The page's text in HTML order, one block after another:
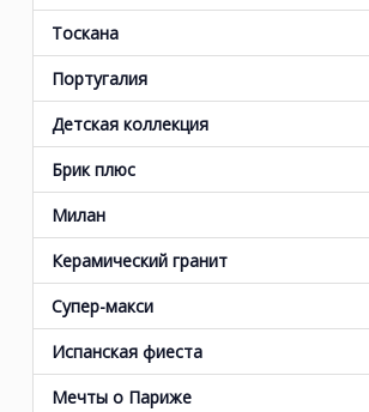
Тоскана
Португалия
Детская коллекция
Брик плюс
Милан
Керамический гранит
Супер-макси
Испанская фиеста
Мечты о Париже